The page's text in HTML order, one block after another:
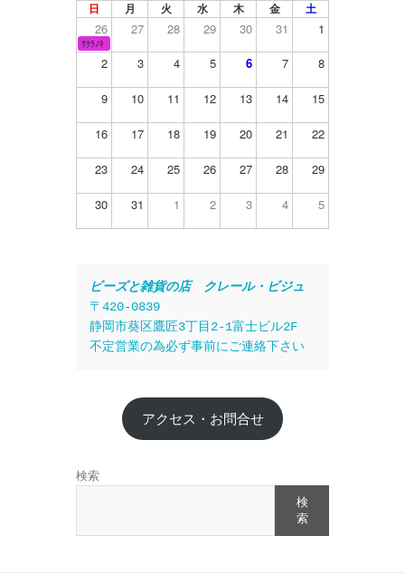
日 月 火 水 木 金 土
26 27 28 29 30 31 1
ｻｸﾗﾉｷ
2 3 4 5 6 7 8
9 10 11 12 13 14 15
16 17 18 19 20 21 22
23 24 25 26 27 28 29
30 31 1 2 3 4 5
ビーズと雑貨の店　クレール・ビジュ
〒420-0839
静岡市葵区鷹匠3丁目2-1富士ビル2F
不定営業の為必ず事前にご連絡下さい
アクセス・お問合せ
検索
検
索